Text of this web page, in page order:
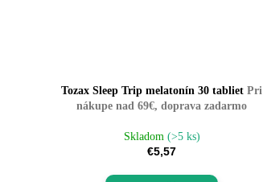
Tozax Sleep Trip melatonín 30 tabliet Pri
nákupe nad 69€, doprava zadarmo
Skladom (>5 ks)
€5,57